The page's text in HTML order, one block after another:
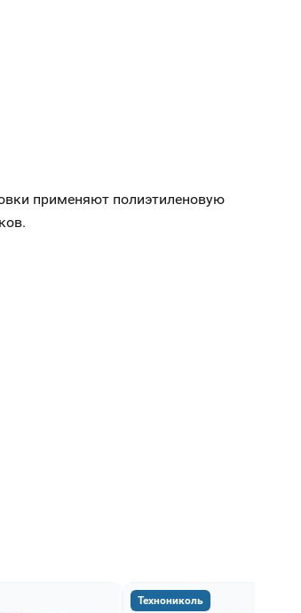
применяют полиэтиленовую
Технониколь